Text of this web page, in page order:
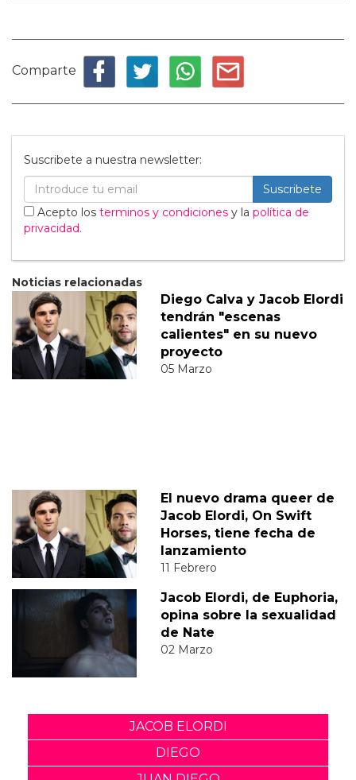
Comparte
Suscribete a nuestra newsletter:
Suscribete
Acepto los terminos y condiciones y la política de
privacidad.
Noticias relacionadas
Diego Calva y Jacob Elordi
tendrán "escenas
calientes" en su nuevo
proyecto
05 Marzo
El nuevo drama queer de
Jacob Elordi, On Swift
Horses, tiene fecha de
lanzamiento
11 Febrero
Jacob Elordi, de Euphoria,
opina sobre la sexualidad
de Nate
02 Marzo
JACOB ELORDI
DIEGO